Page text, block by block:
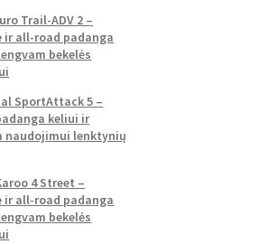
Trail-ADV 2 –
ir all-road padanga
bekelės
SportAttack 5 –
keliui ir
naudojimui lenktynių
4 Street –
ir all-road padanga
bekelės